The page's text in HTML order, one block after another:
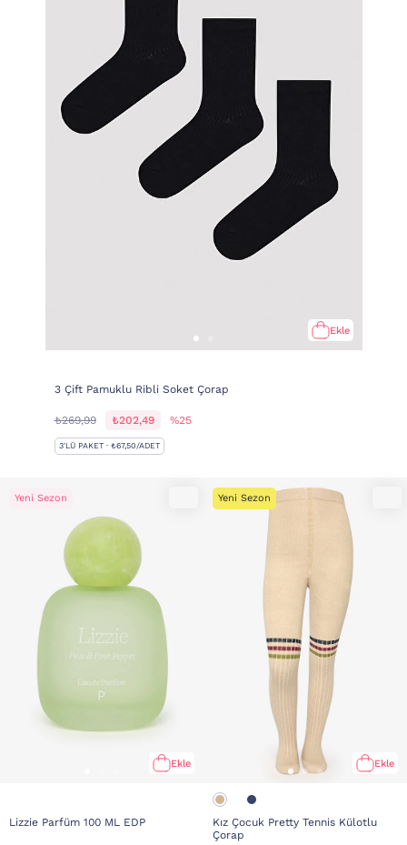
Ekle
3 Çift Pamuklu Ribli Soket Çorap
₺269,99 ₺202,49 %25
3'LÜ PAKET · ₺67,50/ADET
Yeni Sezon
Ekle
Lizzie Parfüm 100 ML EDP
Yeni Sezon
Ekle
Kız Çocuk Pretty Tennis Külotlu
Çorap